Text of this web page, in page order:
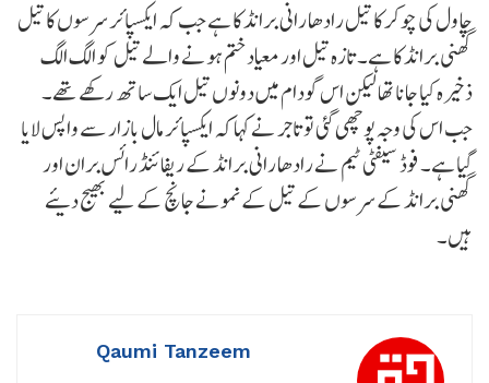
چاول کی چوکر کا تیل رادھا رانی برانڈ کا ہے جب کہ ایکسپائر سرسوں کا تیل
گھنی برانڈ کا ہے۔ تازہ تیل اور معیاد ختم ہونے والے تیل کو الگ الگ
ذخیرہ کیا جانا تھا لیکن اس گودام میں دونوں تیل ایک ساتھ رکھے تھے۔
جب اس کی وجہ پوچھی گئی تو تاجر نے کہا کہ ایکسپائر مال بازار سے واپس لایا
گیا ہے۔ فوڈ سیفٹی ٹیم نے رادھا رانی برانڈ کے ریفائنڈ رائس بران اور
گھنی برانڈ کے سرسوں کے تیل کے نمونے جانچ کے لیے بھیج دیئے
ہیں۔
Qaumi Tanzeem